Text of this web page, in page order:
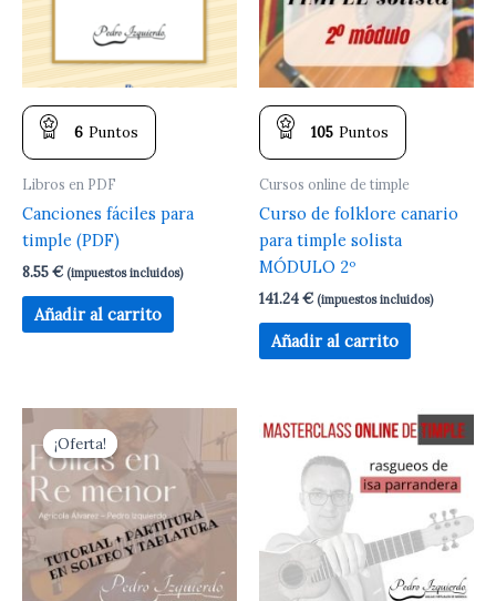
6 Puntos
Libros en PDF
Canciones fáciles para
timple (PDF)
8.55€ (impuestos incluidos)
Añadir al carrito
105 Puntos
Cursos online de timple
Curso de folklore canario
para timple solista
MÓDULO 2º
141.24€ (impuestos incluidos)
Añadir al carrito
¡Oferta!
¡Oferta!
El
precio
original
era:
23.54 €.
precio
actual
es:
12.81 €.